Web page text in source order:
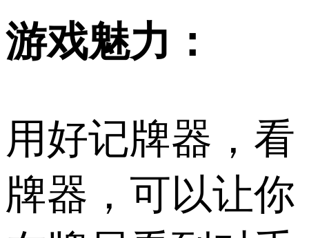
游戏魅力：
用好记牌器，看
牌器，可以让你